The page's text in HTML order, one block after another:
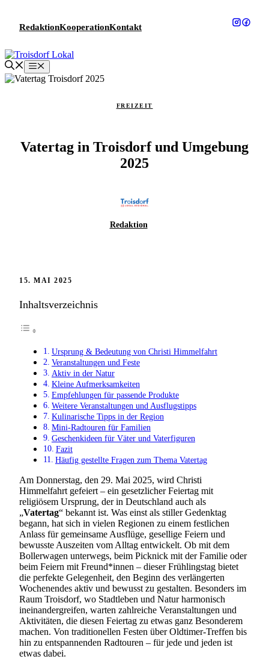
springen
RedaktionKooperationKontakt
Menü
FREIZEIT
Vatertag in Troisdorf und Umgebung
2025
Redaktion
15. MAI 2025
Inhaltsverzeichnis
Ursprung & Bedeutung von Christi Himmelfahrt
Veranstaltungen und Feste
Aktiv in der Natur
Kleine Aufmerksamkeiten
Empfehlungen für passende Produkte
Weitere Veranstaltungen und Ausflugstipps
Kulinarische Tipps in der Region
Mini-Radtouren für Familien
Geschenkideen für Väter und Vaterfiguren
Fazit
Häufig gestellte Fragen zum Thema Vatertag
Am Donnerstag, den 29. Mai 2025, wird Christi
Himmelfahrt gefeiert – ein gesetzlicher Feiertag mit
religiösem Ursprung, der in Deutschland auch als
„Vatertag“ bekannt ist. Was einst als stiller Gedenktag
begann, hat sich in vielen Regionen zu einem festlichen
Anlass für gemeinsame Ausflüge, gesellige Feiern und
bewusste Auszeiten vom Alltag entwickelt. Ob mit dem
Bollerwagen unterwegs, beim Picknick mit der Familie oder
beim Feiern mit Freund*innen – dieser Frühlingstag bietet
die perfekte Gelegenheit, den Beginn des verlängerten
Wochenendes aktiv und bewusst zu gestalten. Besonders im
Raum Troisdorf, wo Stadtleben und Natur harmonisch
ineinandergreifen, warten zahlreiche Veranstaltungen und
Aktivitäten, die diesen Feiertag zu etwas ganz Besonderem
machen. Von traditionellen Festen über Oldtimer-Treffen bis
hin zu entspannenden Radtouren – für jede und jeden ist
etwas dabei.